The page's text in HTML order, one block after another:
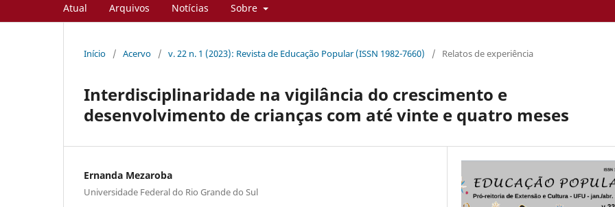
Atual Arquivos Notícias Sobre
Início / Acervo / v. 22 n. 1 (2023): Revista de Educação Popular (ISSN 1982-7660) / Relatos de experiência
Interdisciplinaridade na vigilância do crescimento e
desenvolvimento de crianças com até vinte e quatro meses
Ernanda Mezaroba
Universidade Federal do Rio Grande do Sul